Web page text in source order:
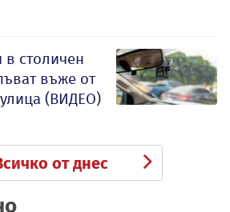
в столичен
въже от
(ВИДЕО)
от днес